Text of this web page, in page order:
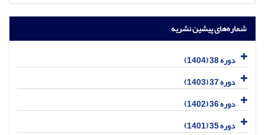
شماره‌های پیشین نشریه
دوره 38 (1404)
دوره 37 (1403)
دوره 36 (1402)
دوره 35 (1401)